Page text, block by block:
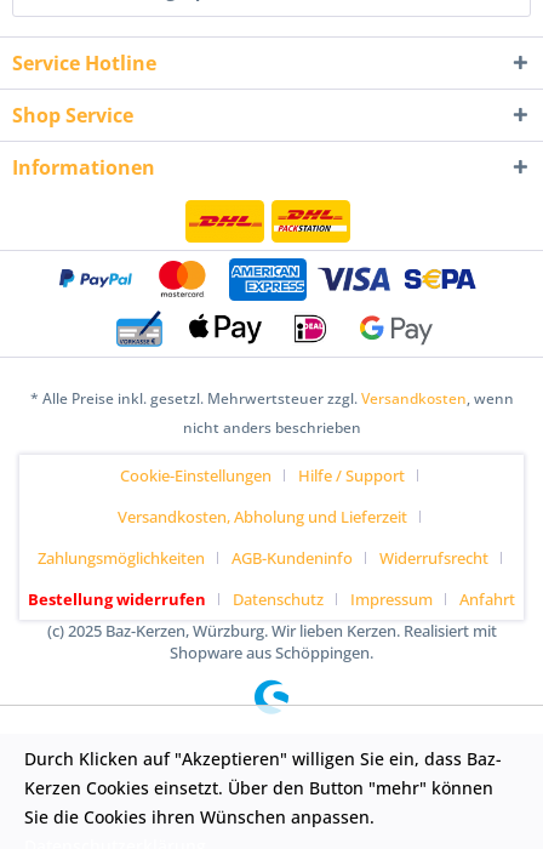
Service Hotline
Shop Service
Informationen
* Alle Preise inkl. gesetzl. Mehrwertsteuer zzgl.Versandkosten, wenn
nicht anders beschrieben
Cookie-Einstellungen
Hilfe / Support
Versandkosten, Abholung und Lieferzeit
Zahlungsmöglichkeiten
AGB-Kundeninfo
Widerrufsrecht
Bestellung widerrufen
Datenschutz Impressum
Anfahrt
(c) 2025 Baz-Kerzen, Würzburg. Wir lieben Kerzen. Realisiert mit
Shopware aus Schöppingen.
Durch Klicken auf "Akzeptieren" willigen Sie ein, dass Baz-
Kerzen Cookies einsetzt. Über den Button "mehr" können
Sie die Cookies ihren Wünschen anpassen.